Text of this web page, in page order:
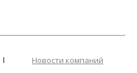
Новости компаний